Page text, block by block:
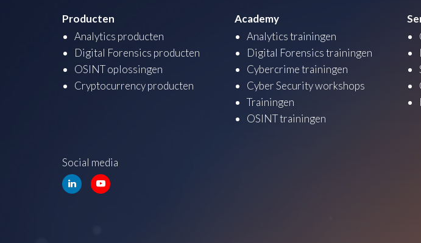
Producten
Analytics producten
Digital Forensics producten
OSINT oplossingen
Cryptocurrency producten
Academy
Analytics trainingen
Digital Forensics trainingen
Cybercrime trainingen
Cyber Security workshops
Trainingen
OSINT trainingen
Social media